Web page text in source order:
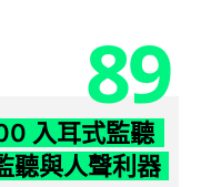
89
入耳式監聽
聽與人聲利器